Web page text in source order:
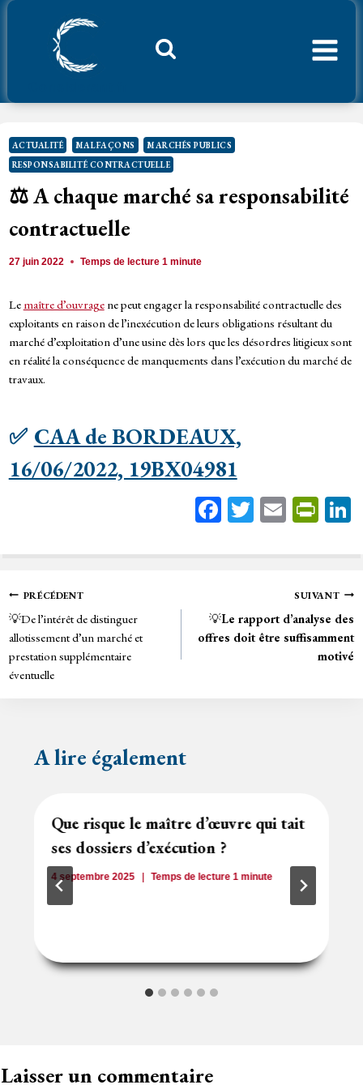
Aller
ACTUALITÉ MALFAÇONS
MARCHÉS PUBLICS
RESPONSABILITÉ CONTRACTUELLE
⚖️ A chaque marché sa responsabilité
contractuelle
27 juin 2022 Temps de lecture1 minute
Le maître d’ouvragene peut engager la responsabilité contractuelle des
exploitants en raison de l’inexécution de leurs obligations résultant du
marché d’exploitation d’une usine dès lors que les désordres litigieux sont
en réalité la conséquence de manquements dans l’exécution du marché de
travaux.
✅ CAA de BORDEAUX,
16/06/2022, 19BX04981
Fa
bo
T
tt
E
ail
Pr
tF
rie
n
dl
y
Navigation
de
l’article
PRÉCÉDENT
💡De l’intérêt de distinguer
allotissement d’un marché et
prestation supplémentaire
éventuelle
SUIVANT
💡Le rapport d’analyse des
offres doit être suffisamment
motivé
A lire également
Que risque le maître d’œuvre qui tait
ses dossiers d’exécution ?
4 septembre 2025 Temps de lecture 1minute
Laisser un commentaire